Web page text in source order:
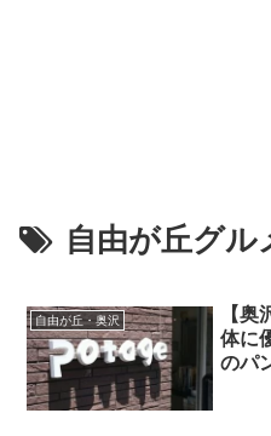
自由が丘グル
自由が丘・奥沢
【
体に
のパ